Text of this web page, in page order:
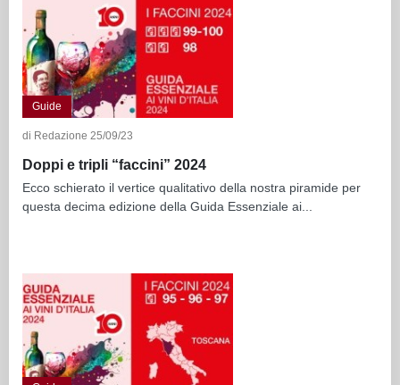
Guide
di Redazione 25/09/23
Doppi e tripli “faccini” 2024
Ecco schierato il vertice qualitativo della nostra piramide per
questa decima edizione della Guida Essenziale ai...